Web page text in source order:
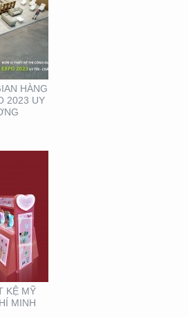
HÀNG
2023 UY
KỆ
HỒ
KỆ MỸ
MINH
HIỆU
& SPA